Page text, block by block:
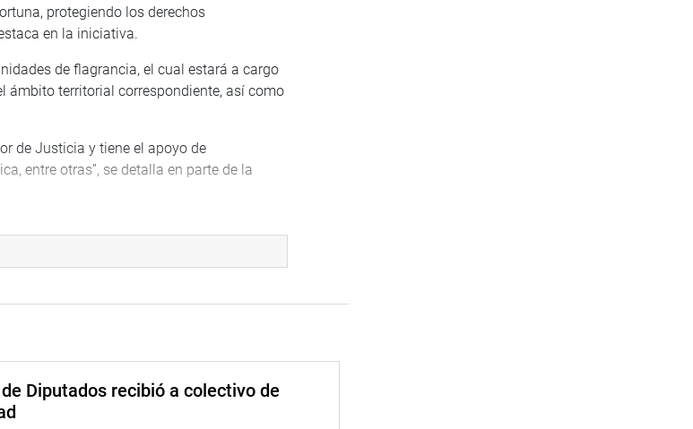
protegiendo los derechos
en la iniciativa.
de flagrancia, el cual estará a cargo
ámbito territorial correspondiente, así como
de Justicia y tiene el apoyo de
entre otras”, se detalla en parte de la
las instituciones que conforman el
Diputados recibió a colectivo de